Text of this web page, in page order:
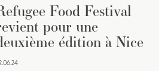
Food Festival
pour une
édition à Nice